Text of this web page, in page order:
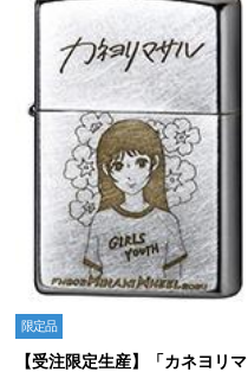
限定品
【受注限定生産】「カネヨリマ